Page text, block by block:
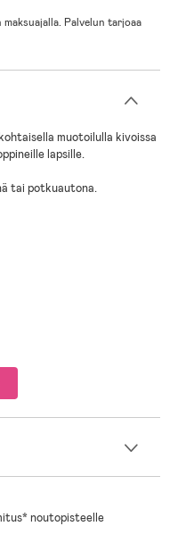
Palvelun tarjoaa
muotoilulla kivoissa
lapsille.
tai potkuautona.
noutopisteelle